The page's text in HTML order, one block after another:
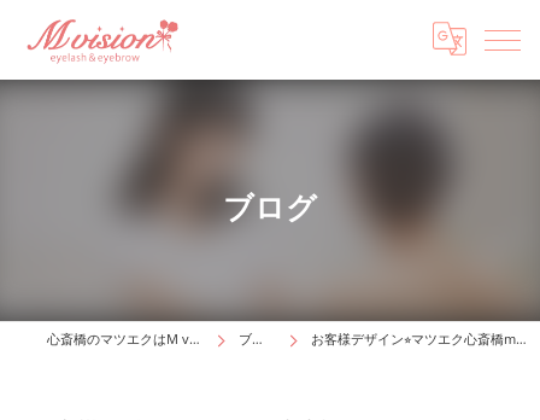
ブログ
心斎橋のマツエクはM vision ブログ お客様デザイン⭐︎マツエク心斎橋mvision